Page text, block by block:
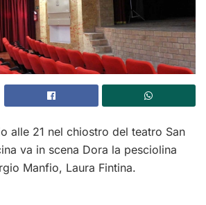
alle 21 nel chiostro del teatro San
va in scena Dora la pesciolina
Manfio, Laura Fintina.